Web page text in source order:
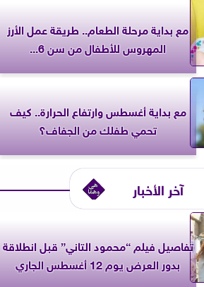
مع بداية مرحلة الطعام.. طريقة عمل الأرز
المهروس للأطفال من سن 6...
مع بداية أغسطس وارتفاع الحرارة.. كيف
تحمي طفلك من الجفاف؟
آخر الأخبار
تفاصيل فيلم “محمود التاني” قبل انطلاقة
بدور العرض يوم 12 أغسطس الجاري